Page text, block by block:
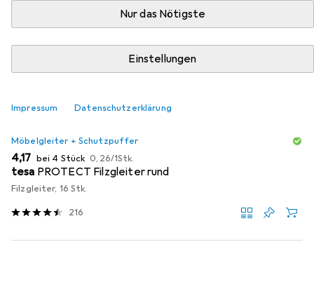
Nur das Nötigste
Einstellungen
Impressum Datenschutzerklärung
Relevanz
Möbelgleiter + Schutzpuffer
EUR
4,17 bei 4 Stück EUR
0,26/1Stk.
tesa PROTECT Filzgleiter rund
Filzgleiter, 16 Stk.
216